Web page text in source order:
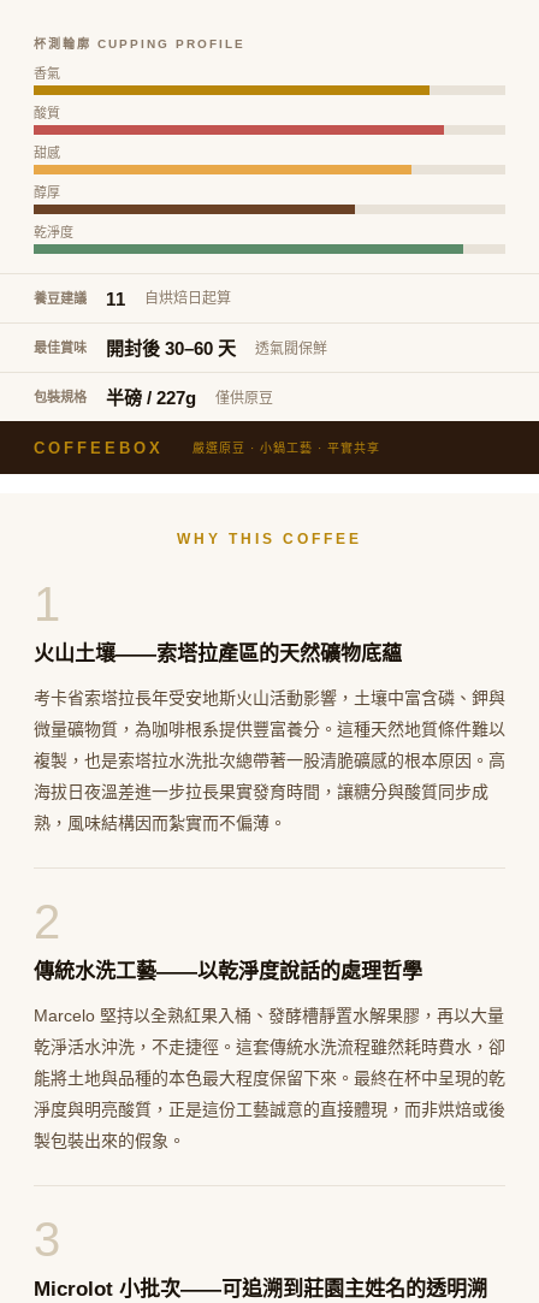
杯測輪廓 CUPPING PROFILE
香氣
酸質
甜感
醇厚
乾淨度
養豆建議 11 自烘焙日起算
最佳賞味 開封後 30–60 天 透氣閥保鮮
包裝規格 半磅 / 227g 僅供原豆
COFFEEBOX 嚴選原豆 · 小鍋工藝 · 平實共享
WHY THIS COFFEE
1
火山土壤——索塔拉產區的天然礦物底蘊
考卡省索塔拉長年受安地斯火山活動影響，土壤中富含磷、鉀與
微量礦物質，為咖啡根系提供豐富養分。這種天然地質條件難以
複製，也是索塔拉水洗批次總帶著一股清脆礦感的根本原因。高
海拔日夜溫差進一步拉長果實發育時間，讓糖分與酸質同步成
熟，風味結構因而紮實而不偏薄。
2
傳統水洗工藝——以乾淨度說話的處理哲學
Marcelo 堅持以全熟紅果入桶、發酵槽靜置水解果膠，再以大量
乾淨活水沖洗，不走捷徑。這套傳統水洗流程雖然耗時費水，卻
能將土地與品種的本色最大程度保留下來。最終在杯中呈現的乾
淨度與明亮酸質，正是這份工藝誠意的直接體現，而非烘焙或後
製包裝出來的假象。
3
Microlot 小批次——可追溯到莊園主姓名的透明溯